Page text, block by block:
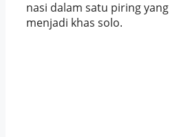
nasi dalam satu piring yang
menjadi khas solo.